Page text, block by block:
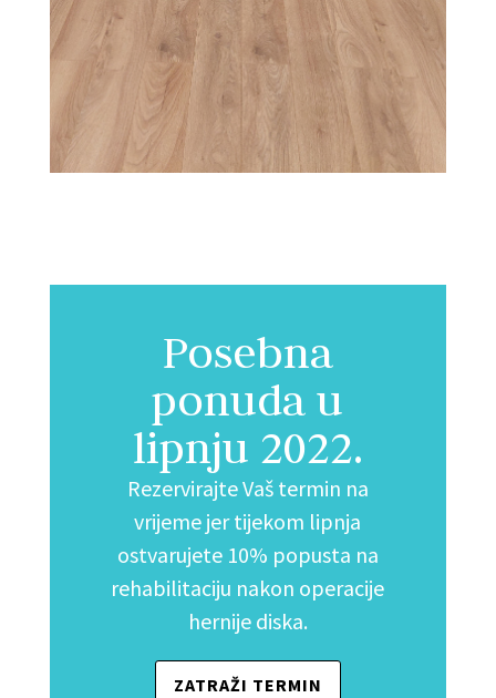
Posebna
ponuda u
lipnju 2022.
Rezervirajte Vaš termin na
vrijeme jer tijekom lipnja
ostvarujete 10% popusta na
rehabilitaciju nakon operacije
hernije diska.
ZATRAŽI TERMIN